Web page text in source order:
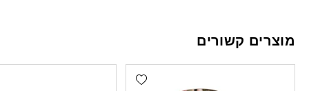
מוצרים קשורים
Add wishlist